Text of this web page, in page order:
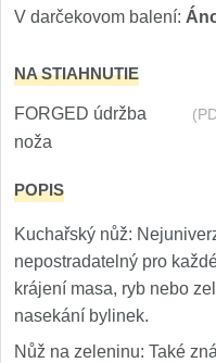
Brúsky na nože
Doplnky a diely
Dopredaj 11
V darčekovom balení:
NA STIAHNUTIE
FORGED údržba
noža
POPIS
Kuchařský nůž:
nepostradatelný pro
krájení masa, ryb nebo
nasekání bylinek.
Nůž na zeleninu: Také